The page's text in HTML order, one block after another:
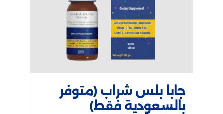
جابا بلس شراب (متوفر
بالسعودية فقط)